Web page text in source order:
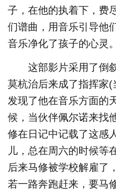
子，在他的执着下，费
们谱曲，用音乐引导他
音乐净化了孩子的心灵。
这部影片采用了倒
莫杭治后来成了指挥家
发现了他在音乐方面的
候，当伙伴佩尔诺来找
修在日记中记载了这感
儿，总在周六的时候等
后来马修被学校解雇了
若一路奔跑赶来，要马